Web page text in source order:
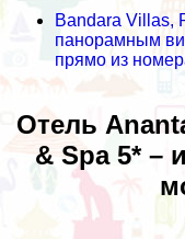
Bandara Villas,
панорамным
прямо из
Отель
& Spa 5* –